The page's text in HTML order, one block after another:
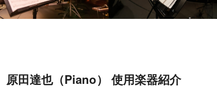
原田達也（Piano） 使用楽器紹介